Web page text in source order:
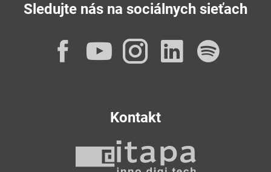
Sledujte nás na sociálnych sieťach
Facebook
YouTube
Instagram
Kontakt